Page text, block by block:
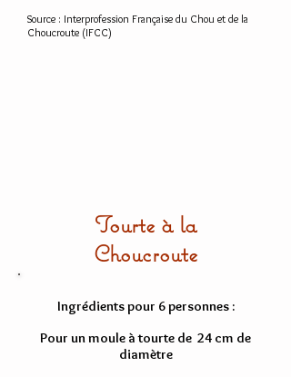
Source : Interprofession Française du Chou et de la
Choucroute (IFCC)
Tourte à la
Choucroute
Ingrédients pour 6 personnes :
Pour un moule à tourte de 24 cm de
diamètre